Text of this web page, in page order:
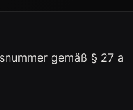
gemäß § 27 a